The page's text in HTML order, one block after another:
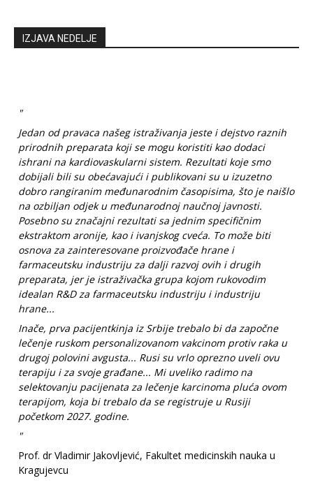
IZJAVA NEDELJE
"
Jedan od pravaca našeg istraživanja jeste i dejstvo raznih
prirodnih preparata koji se mogu koristiti kao dodaci
ishrani na kardiovaskularni sistem. Rezultati koje smo
dobijali bili su obećavajući i publikovani su u izuzetno
dobro rangiranim međunarodnim časopisima, što je naišlo
na ozbiljan odjek u međunarodnoj naučnoj javnosti.
Posebno su značajni rezultati sa jednim specifičnim
ekstraktom aronije, kao i ivanjskog cveća. To može biti
osnova za zainteresovane proizvođače hrane i
farmaceutsku industriju za dalji razvoj ovih i drugih
preparata, jer je istraživačka grupa kojom rukovodim
idealan R&D za farmaceutsku industriju i industriju
hrane...
Inače, prva pacijentkinja iz Srbije trebalo bi da započne
lečenje ruskom personalizovanom vakcinom protiv raka u
drugoj polovini avgusta... Rusi su vrlo oprezno uveli ovu
terapiju i za svoje građane... Mi uveliko radimo na
selektovanju pacijenata za lečenje karcinoma pluća ovom
terapijom, koja bi trebalo da se registruje u Rusiji
početkom 2027. godine.
"
Prof. dr Vladimir Jakovljević, Fakultet medicinskih nauka u
Kragujevcu